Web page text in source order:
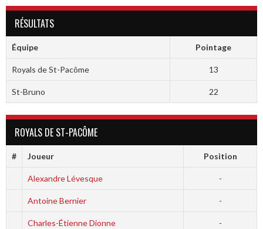
RÉSULTATS
Équipe Pointage
Royals de St-Pacôme 13
St-Bruno 22
ROYALS DE ST-PACÔME
# Joueur Position
Alexandre Lévesque -
Antoine Bernier -
Charles-Étienne Dionne -